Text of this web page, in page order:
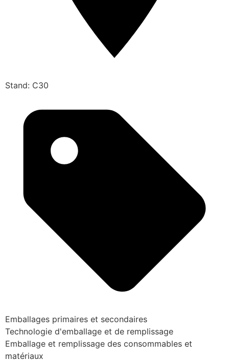
Stand: C30
Emballages primaires et secondaires
Technologie d'emballage et de remplissage
Emballage et remplissage des consommables et
matériaux